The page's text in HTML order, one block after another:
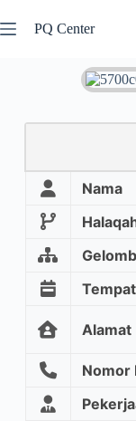
PQ Center
Nama
Alamat
Nomor